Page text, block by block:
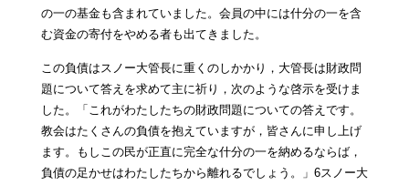
の一の基金も含まれていました。会員の中には什分の一を含
む資金の寄付をやめる者も出てきました。
この負債はスノー大管長に重くのしかかり，大管長は財政問
題について答えを求めて主に祈り，次のような啓示を受けま
した。「これがわたしたちの財政問題についての答えです。
教会はたくさんの負債を抱えていますが，皆さんに申し上げ
ます。もしこの民が正直に完全な什分の一を納めるならば，
負債の足かせはわたしたちから離れるでしょう。」6スノー大